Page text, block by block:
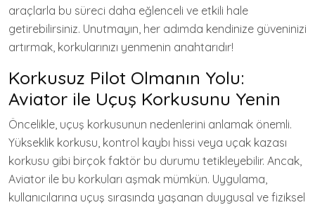
araçlarla bu süreci daha eğlenceli ve etkili hale
getirebilirsiniz. Unutmayın, her adımda kendinize güveninizi
artırmak, korkularınızı yenmenin anahtarıdır!
Korkusuz Pilot Olmanın Yolu:
Aviator ile Uçuş Korkusunu Yenin
Öncelikle, uçuş korkusunun nedenlerini anlamak önemli.
Yükseklik korkusu, kontrol kaybı hissi veya uçak kazası
korkusu gibi birçok faktör bu durumu tetikleyebilir. Ancak,
Aviator ile bu korkuları aşmak mümkün. Uygulama,
kullanıcılarına uçuş sırasında yaşanan duygusal ve fiziksel